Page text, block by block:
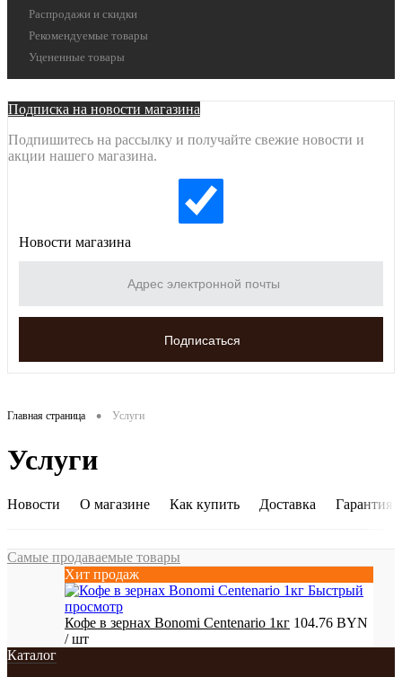
Распродажи и скидки
Рекомендуемые товары
Уцененные товары
Подписка на новости магазина
Подпишитесь на рассылку и получайте свежие новости и
акции нашего магазина.
Новости магазина
Главная страница • Услуги
Услуги
Новости О магазине Как купить Доставка Гарантия
Самые продаваемые товары
Хит продаж
Быстрый
просмотр
Кофе в зернах Bonomi Centenario 1кг 104.76 BYN
/ шт
Каталог